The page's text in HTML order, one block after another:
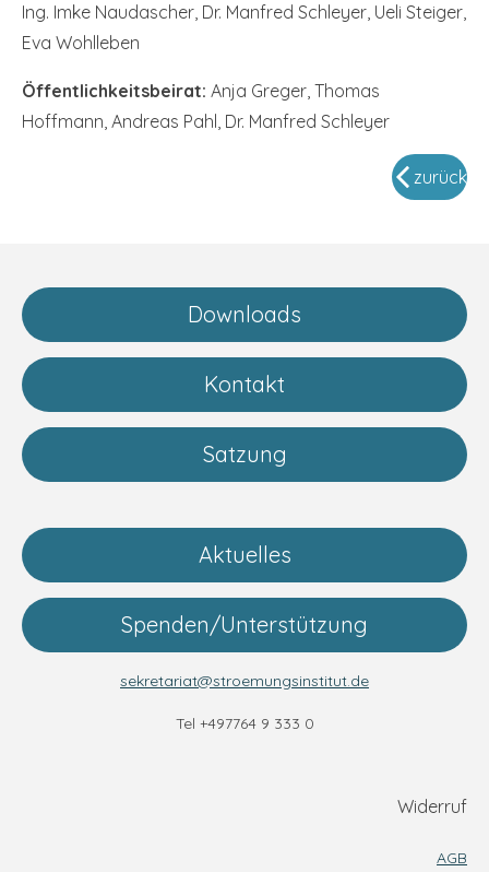
Ing. Imke Naudascher, Dr. Manfred Schleyer, Ueli Steiger,
Eva Wohlleben
Öffentlichkeitsbeirat: Anja Greger, Thomas
Hoffmann, Andreas Pahl, Dr. Manfred Schleyer
zurück
Downloads
Kontakt
Satzung
Aktuelles
Spenden/Unterstützung
sekretariat@stroemungsinstitut.de
Tel +497764 9 333 0
Widerruf
AGB